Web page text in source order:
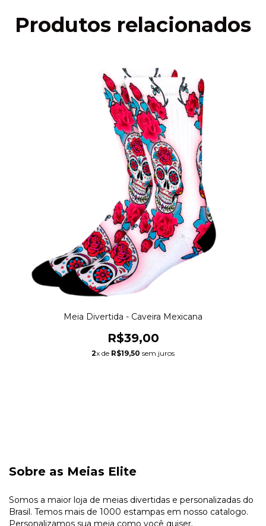
Produtos relacionados
Meia Divertida - Caveira Mexicana
R$39,00
2x de R$19,50 sem juros
Sobre as Meias Elite
Somos a maior loja de meias divertidas e personalizadas do
Brasil. Temos mais de 1000 estampas em nosso catalogo.